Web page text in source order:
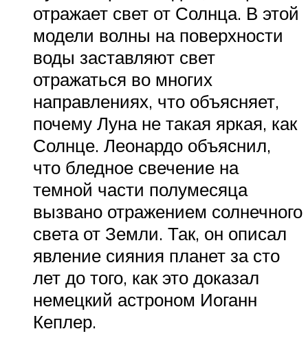
отражает свет от Солнца. В этой
модели волны на поверхности
воды заставляют свет
отражаться во многих
направлениях, что объясняет,
почему Луна не такая яркая, как
Солнце. Леонардо объяснил,
что бледное свечение на
темной части полумесяца
вызвано отражением солнечного
света от Земли. Так, он описал
явление сияния планет за сто
лет до того, как это доказал
немецкий астроном Иоганн
Кеплер.